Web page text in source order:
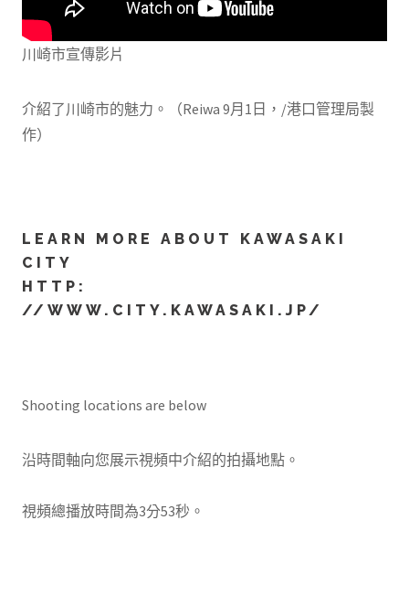
川崎市宣傳影片
介紹了川崎市的魅力。（Reiwa 9月1日，/港口管理局製
作）
LEARN MORE ABOUT KAWASAKI
CITY
HTTP:
//WWW.CITY.KAWASAKI.JP/
Shooting locations are below
沿時間軸向您展示視頻中介紹的拍攝地點。
視頻總播放時間為3分53秒。